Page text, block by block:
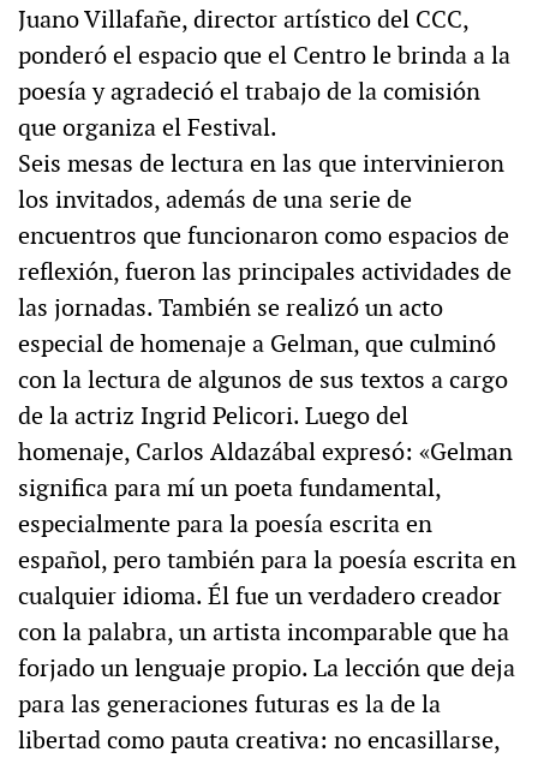
Juano Villafañe, director artístico del CCC,
ponderó el espacio que el Centro le brinda a la
poesía y agradeció el trabajo de la comisión
que organiza el Festival.
Seis mesas de lectura en las que intervinieron
los invitados, además de una serie de
encuentros que funcionaron como espacios de
reflexión, fueron las principales actividades de
las jornadas. También se realizó un acto
especial de homenaje a Gelman, que culminó
con la lectura de algunos de sus textos a cargo
de la actriz Ingrid Pelicori. Luego del
homenaje, Carlos Aldazábal expresó: «Gelman
significa para mí un poeta fundamental,
especialmente para la poesía escrita en
español, pero también para la poesía escrita en
cualquier idioma. Él fue un verdadero creador
con la palabra, un artista incomparable que ha
forjado un lenguaje propio. La lección que deja
para las generaciones futuras es la de la
libertad como pauta creativa: no encasillarse,